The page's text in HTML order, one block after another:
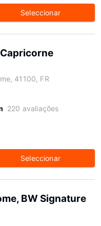
Seleccionar
41100, FR
220 avaliações
Seleccionar
BW Signature